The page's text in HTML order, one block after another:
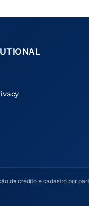
de crédito e cadastro por